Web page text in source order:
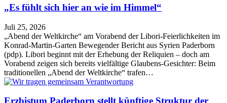
„Es fühlt sich hier an wie im Himmel“
Juli 25, 2026
„Abend der Weltkirche“ am Vorabend der Libori-Feierlichkeiten im
Konrad-Martin-Garten Bewegender Bericht aus Syrien Paderborn
(pdp). Libori beginnt mit der Erhebung der Reliquien – doch am
Vorabend zeigen sich bereits vielfältige Glaubens-Gesichter: Beim
traditionellen „Abend der Weltkirche“ trafen…